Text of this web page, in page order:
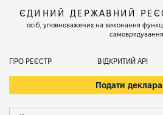
ЄДИНИЙ ДЕРЖАВНИЙ
осіб, уповноважених на виконання
самоврядування
ПРО РЕЄСТР ВІДКРИТИЙ АРІ
Подати